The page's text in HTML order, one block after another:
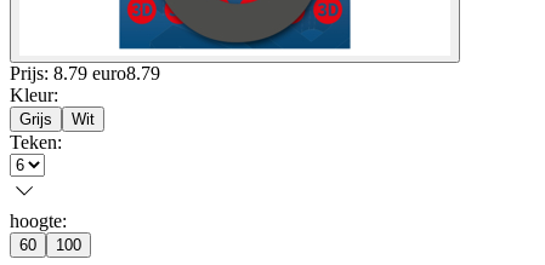
Prijs: 8.79 euro8.79
Kleur:
Grijs Wit
Teken:
hoogte:
60 100